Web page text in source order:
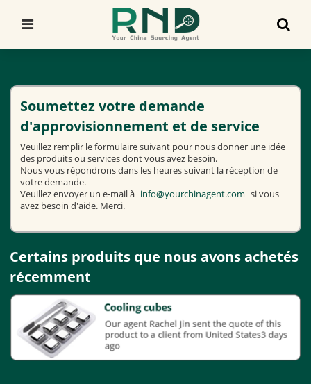
Soumettez votre demande
d'approvisionnement et de service
Veuillez remplir le formulaire suivant pour nous donner une idée
des produits ou services dont vous avez besoin.
Nous vous répondrons dans les heures suivant la réception de
votre demande.
Veuillez envoyer un e-mail à info@yourchinagent.com si vous
avez besoin d'aide. Merci.
Certains produits que nous avons achetés
récemment